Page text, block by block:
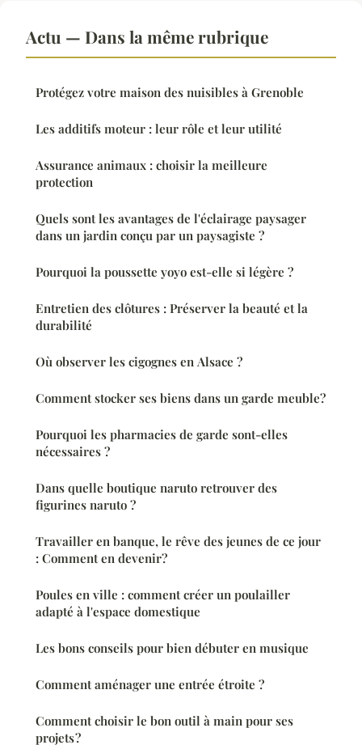
Actu — Dans la même rubrique
Protégez votre maison des nuisibles à Grenoble
Les additifs moteur : leur rôle et leur utilité
Assurance animaux : choisir la meilleure
protection
Quels sont les avantages de l'éclairage paysager
dans un jardin conçu par un paysagiste ?
Pourquoi la poussette yoyo est-elle si légère ?
Entretien des clôtures : Préserver la beauté et la
durabilité
Où observer les cigognes en Alsace ?
Comment stocker ses biens dans un garde meuble?
Pourquoi les pharmacies de garde sont-elles
nécessaires ?
Dans quelle boutique naruto retrouver des
figurines naruto ?
Travailler en banque, le rêve des jeunes de ce jour
: Comment en devenir?
Poules en ville : comment créer un poulailler
adapté à l'espace domestique
Les bons conseils pour bien débuter en musique
Comment aménager une entrée étroite ?
Comment choisir le bon outil à main pour ses
projets ?